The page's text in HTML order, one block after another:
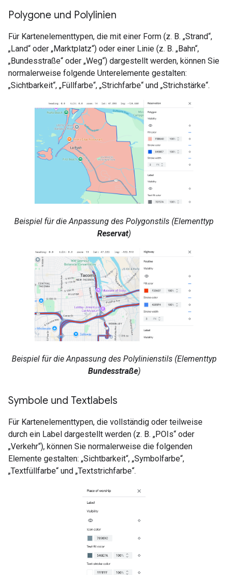
Polygone und Polylinien
Für Kartenelementtypen, die mit einer Form (z. B. „Strand“,
„Land“ oder „Marktplatz“) oder einer Linie (z. B. „Bahn“,
„Bundesstraße“ oder „Weg“) dargestellt werden, können Sie
normalerweise folgende Unterelemente gestalten:
„Sichtbarkeit“, „Füllfarbe“, „Strichfarbe“ und „Strichstärke“.
Beispiel für die Anpassung des Polygonstils (Elementtyp
Reservat)
Beispiel für die Anpassung des Polylinienstils (Elementtyp
Bundesstraße)
Symbole und Textlabels
Für Kartenelementtypen, die vollständig oder teilweise
durch ein Label dargestellt werden (z. B. „POIs“ oder
„Verkehr“), können Sie normalerweise die folgenden
Elemente gestalten: „Sichtbarkeit“, „Symbolfarbe“,
„Textfüllfarbe“ und „Textstrichfarbe“.